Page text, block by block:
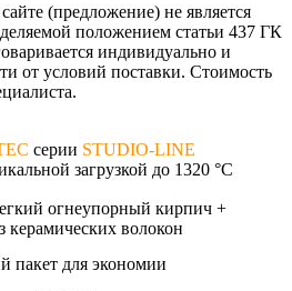
(предложение) не является
положением статьи 437 ГК
индивидуально и
от условий поставки. Стоимость
серии STUDIO-LINЕ
загрузкой до 1320 °C
огнеупорный кирпич +
керамических волокон
пакет для экономии